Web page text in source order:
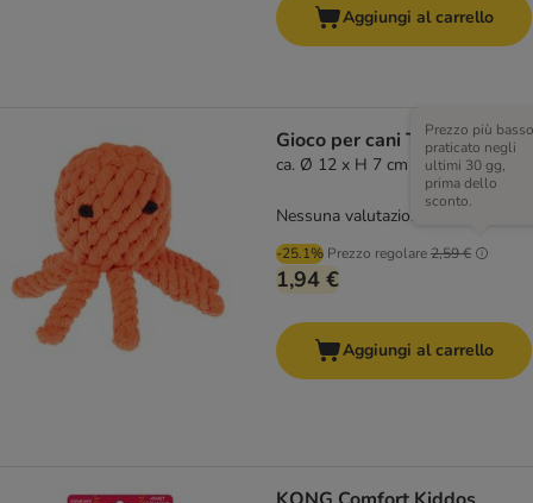
Aggiungi al carrello
Gioco per cani TIAKI Polpo
ca. Ø 12 x H 7 cm
-25.1% Prezzo regolare2,59 €
Prezzo più basso
praticato negli
ultimi 30 gg,
prima dello
sconto.
1,94 €
Nessuna valutazione
Aggiungi al carrello